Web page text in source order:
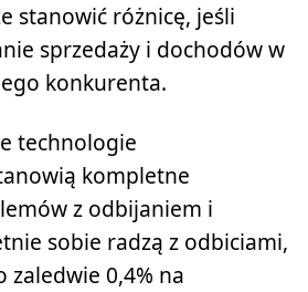
stanowić różnicę, jeśli
sprzedaży i dochodów w
konkurenta.
technologie
kompletne
z odbijaniem i
sobie radzą z odbiciami,
zaledwie 0,4% na